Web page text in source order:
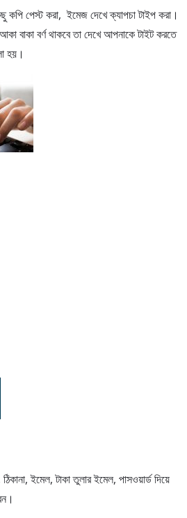
কপি পেস্ট করা, ইমেজ দেখে ক্যাপচা টাইপ করা।
বাকা বর্ণ থাকবে তা দেখে আপনাকে টাইট করতে
হয়।
ইমেল, টাকা তুলার ইমেল, পাসওয়ার্ড দিয়ে